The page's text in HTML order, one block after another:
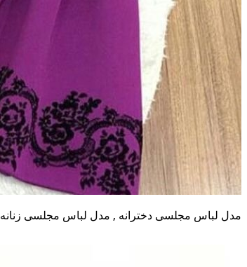
مدل لباس مجلسی دخترانه , مدل لباس مجلسی زنانه